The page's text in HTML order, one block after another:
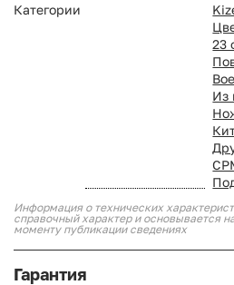
Категории
23
Из
Информация о технических
справочный характер и основывается
моменту публикации сведениях
Гарантия